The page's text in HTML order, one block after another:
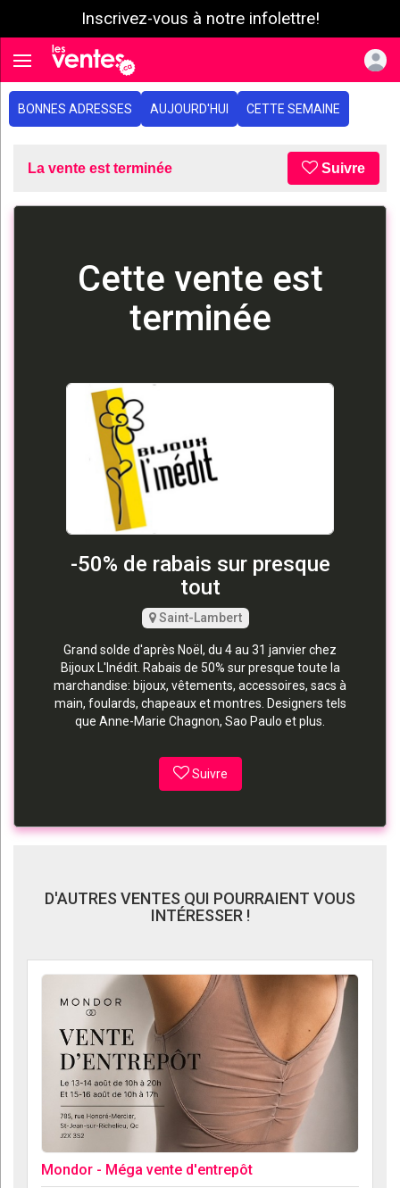
Inscrivez-vous à notre infolettre!
Toggle navigation
BONNES ADRESSES AUJOURD'HUI CETTE SEMAINE
La vente est terminée Suivre
Cette vente est
terminée
-50% de rabais sur presque
tout
Saint-Lambert
Grand solde d'après Noël, du 4 au 31 janvier chez
Bijoux L'Inédit. Rabais de 50% sur presque toute la
marchandise: bijoux, vêtements, accessoires, sacs à
main, foulards, chapeaux et montres. Designers tels
que Anne-Marie Chagnon, Sao Paulo et plus.
Suivre
D'AUTRES VENTES QUI POURRAIENT VOUS
INTÉRESSER !
Mondor - Méga vente d'entrepôt